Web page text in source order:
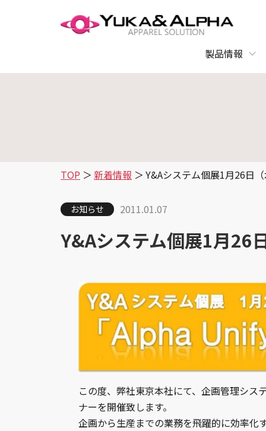
製品情報
TOP 新着情報 Y&Aシステム個展1月26日
お知らせ 2011.01.07
Y&Aシステム個展1月26
この度、弊社東京本社にて、企画管理シ
ナーを開催致します。
企画から生産までの業務を飛躍的に効率化